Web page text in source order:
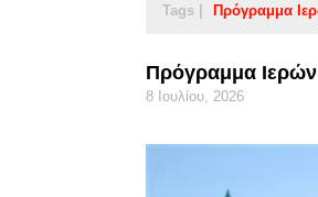
Tags | Πρόγραμμα
Πρόγραμμα Ιερών
8 Ιουλίου, 2026